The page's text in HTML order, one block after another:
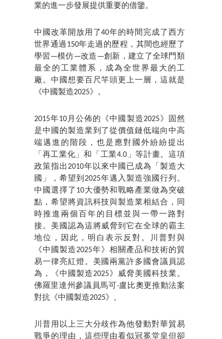
業的進一步發展提供重要的借鑒。
中國改革開放用了40年的時間完成了西方
世界通過150年走過的歷程，其間也經歷了
學習—模仿—改造—創新，建立了全球門類
最全的工業體系，成為全世界最大的工
廠。中國想要百尺竿頭更上一層，這就是
《中國製造2025》。
2015年10月公佈的《中國製造2025》固然
是中國的製造業到了從價值鏈低端向中高
端邁進的階段，也是應對國外紛紛提出
「再工業化」和「工業4.0」等計畫。這項
政策指出2010年以來中國已成為「製造大
國」，希望到2025年邁入製造強國行列。
中國選擇了10大優勢和戰略產業做為突破
點，希望將資訊科技與製造業相結合，同
時推進兩個百年的目標並與一帶一路對
接。美國認為這將威脅到它在全球的霸主
地位，因此，明白表示反對。川普對與
《中國製造2025年》相關產品和技術的貿
易一律亮紅燈。美國兩黨許多國會議員認
為，《中國製造2025》威脅美國科技業。
佛羅里達州參議員馬可‧盧比奧更推動法案
對抗《中國製造2025》。
川普用以上三大分歧作為他發動對華貿易
戰爭的理由，這些理由看似冠冕堂皇但卻